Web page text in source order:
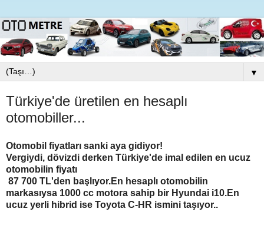
▼
Türkiye'de üretilen en hesaplı
otomobiller...
Otomobil fiyatları sanki aya gidiyor!
Vergiydi, dövizdi derken Türkiye'de imal edilen en ucuz
otomobilin fiyatı
87 700 TL'den başlıyor.En hesaplı otomobilin
markasıysa 1000 cc motora sahip bir Hyundai i10.En
ucuz yerli hibrid ise Toyota C-HR ismini taşıyor..